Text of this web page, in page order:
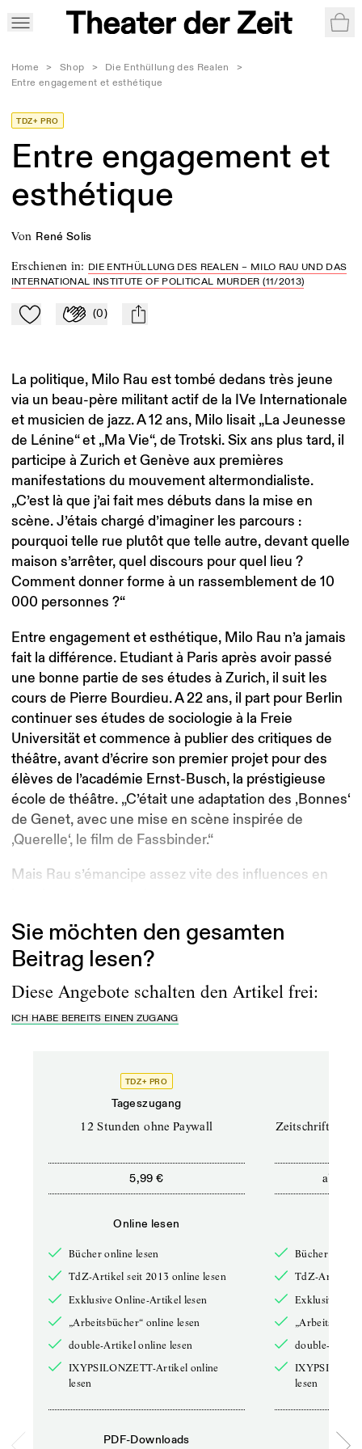
Home > Shop > Die Enthüllung des Realen
>
Entre engagement et esthétique
TDZ+ PRO
Entre engagement et
esthétique
von René Solis
Erschienen in: DIE ENTHÜLLUNG DES REALEN – MILO RAU UND DAS
INTERNATIONAL INSTITUTE OF POLITICAL MURDER (11/2013)
Zu Mein-TdZ hinzufügen
Applaudieren
(0) mail
La politique, Milo Rau est tombé dedans très jeune
via un beau-père militant actif de la IVe Internationale
et musicien de jazz. A 12 ans, Milo lisait „La Jeunesse
de Lénine“ et „Ma Vie“, de Trotski. Six ans plus tard, il
participe à Zurich et Genève aux premières
manifestations du mouvement altermondialiste.
„C’est là que j’ai fait mes débuts dans la mise en
scène. J’étais chargé d’imaginer les parcours :
pourquoi telle rue plutôt que telle autre, devant quelle
maison s’arrêter, quel discours pour quel lieu ?
Comment donner forme à un rassemblement de 10
000 personnes ?“
Entre engagement et esthétique, Milo Rau n’a jamais
fait la différence. Etudiant à Paris après avoir passé
une bonne partie de ses études à Zurich, il suit les
cours de Pierre Bourdieu. A 22 ans, il part pour Berlin
continuer ses études de sociologie à la Freie
Universität et commence à publier des critiques de
théâtre, avant d’écrire son premier projet pour des
élèves de l’académie Ernst-Busch, la préstigieuse
école de théâtre. „C’était une adaptation des ‚Bonnes‘
de Genet, avec une mise en scène inspirée de
‚Querelle‘, le film de Fassbinder.“
Mais Rau s’émancipe assez vite des influences en
Sie möchten den gesamten
Beitrag lesen?
Diese Angebote schalten den Artikel frei:
ICH HABE BEREITS EINEN ZUGANG
TDZ+ PRO
Tageszugang
12 Stunden ohne Paywall
5,99 €
Online lesen
Bücher online lesen
TdZ-Artikel seit 2013 online lesen
Exklusive Online-Artikel lesen
„Arbeitsbücher“ online lesen
double-Artikel online lesen
IXYPSILONZETT-Artikel online
lesen
PDF-Downloads
Zeitschriften
ab
Bücher online
TdZ-Artikel
Exklusive
double-
lesen